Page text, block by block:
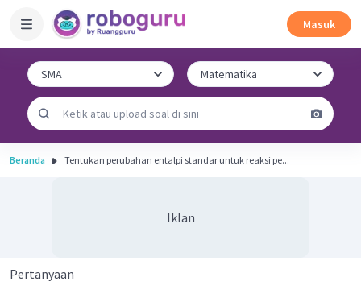
Masuk
Beranda Tentukan perubahan entalpi standar untuk reaksi pe...
Iklan
Pertanyaan